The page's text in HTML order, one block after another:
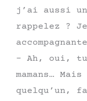
j’ai aussi
rappelez ?
– Ah, oui, tu
mamans…
quelqu’un,